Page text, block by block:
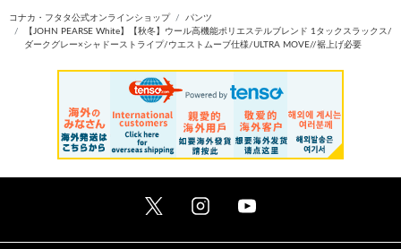
コナカ・フタタ公式オンラインショップ
パンツ
【JOHN PEARSE White】【秋冬】ウール高機能ポリエステルブレンド 1タックスラックス/
ダークグレー×シャドーストライプ/ウエストムーブ仕様/ULTRA MOVE//裾上げ必要